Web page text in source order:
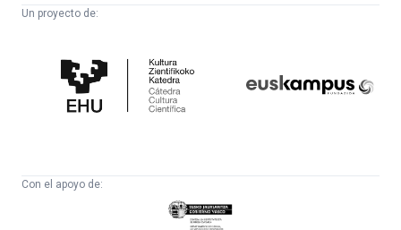
Un proyecto de:
Cultura
Científica
Con el apoyo de:
Eusko